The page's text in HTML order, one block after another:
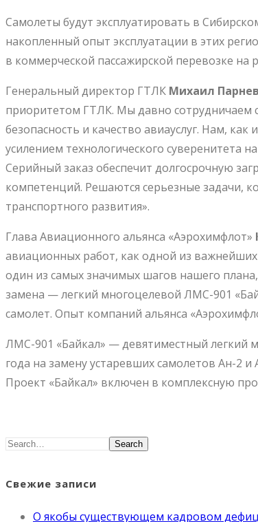
Самолеты будут эксплуатировать в
накопленный опыт эксплуатации в этих
в коммерческой пассажирской перевозке на
Генеральный директор ГТЛК Михаил Парнев
приоритетом ГТЛК. Мы давно сотрудничаем
безопасность и качество авиауслуг. Нам,
усилением технологического суверенитета
Серийный заказ обеспечит долгосрочную
компетенций. Решаются серьезные задачи,
транспортного развития».
Глава Авиационного альянса «Аэрохимфлот»
авиационных работ, как одной из
один из самых значимых шагов нашего
замена — легкий многоцелевой ЛМС-901
самолет. Опыт компаний альянса
ЛМС-901 «Байкал» — девятиместный легкий
года на замену устаревших самолетов Ан-2
Проект «Байкал» включен в комплексную
Search
Свежие записи
О якобы существующем кадровом